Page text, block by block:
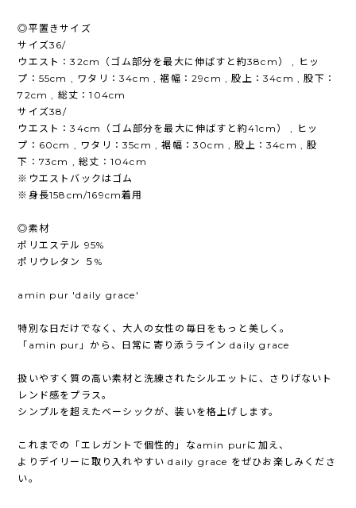
◎平置きサイズ
サイズ36/
ウエスト：32cm（ゴム部分を最大に伸ばすと約38cm） , ヒッ
プ：55cm , ワタリ：34cm , 裾幅：29cm , 股上：34cm , 股下：
72cm , 総丈：104cm
サイズ38/
ウエスト：34cm（ゴム部分を最大に伸ばすと約41cm） , ヒッ
プ：60cm , ワタリ：35cm , 裾幅：30cm , 股上：34cm , 股
下：73cm , 総丈：104cm
※ウエストバックはゴム
※身長158cm/169cm着用
◎素材
ポリエステル 95%
ポリウレタン ５%
amin pur 'daily grace'
特別な日だけでなく、大人の女性の毎日をもっと美しく。
「amin pur」から、日常に寄り添うライン daily grace
扱いやすく質の高い素材と洗練されたシルエットに、さりげないト
レンド感をプラス。
シンプルを超えたベーシックが、装いを格上げします。
これまでの「エレガントで個性的」なamin purに加え、
よりデイリーに取り入れやすい daily grace をぜひお楽しみくださ
い。